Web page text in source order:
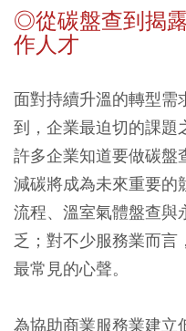
◎從碳盤查到揭
作人才
面對持續升溫的轉型需
到，企業最迫切的課題
許多企業知道要做碳盤
減碳將成為未來重要的
流程、溫室氣體盤查與
乏；對不少服務業而言
最常見的心聲。
為協助商業服務業建立